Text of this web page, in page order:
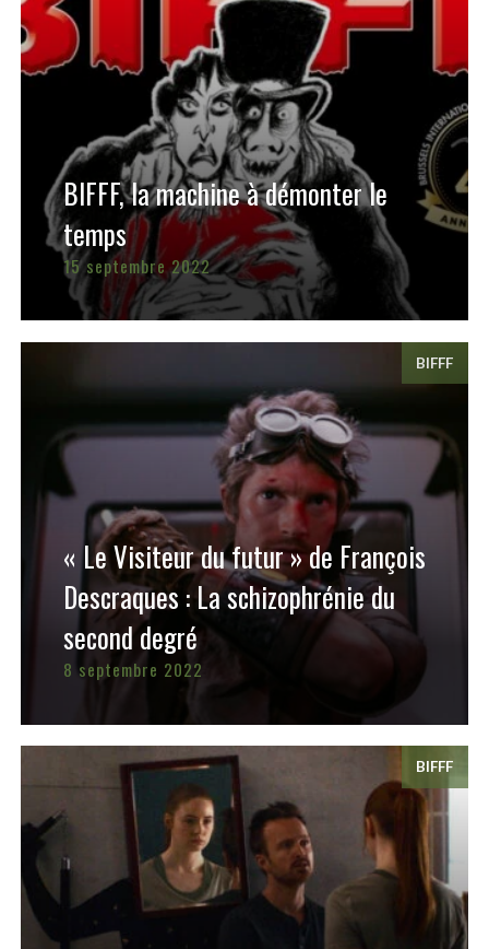
BIFFF, la machine à démonter le
temps
15 septembre 2022
BIFFF
« Le Visiteur du futur » de François
Descraques : La schizophrénie du
second degré
8 septembre 2022
BIFFF